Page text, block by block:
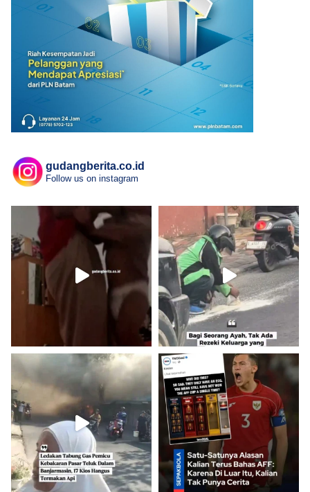
gudangberita.co.id
Follow us on instagram